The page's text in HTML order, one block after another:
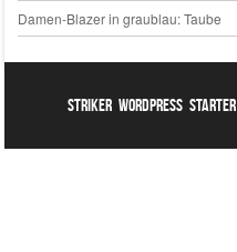
Damen-Blazer in graublau: Taube
Striker WordPress Starter